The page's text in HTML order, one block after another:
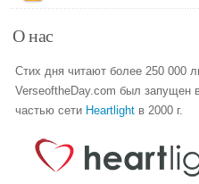
О нас
Стих дня читают более 250 000
VerseoftheDay.com был запущен
частью сети Heartlight в 2000 г.